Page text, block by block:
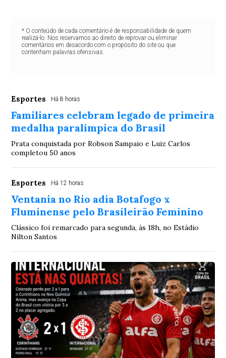
* O conteúdo de cada comentário é de responsabilidade de quem
realizá-lo. Nos reservamos ao direito de reprovar ou eliminar
comentários em desacordo com o propósito do site ou que
contenham palavras ofensivas.
Esportes Há 8 horas
Familiares celebram legado de primeira
medalha paralímpica do Brasil
Prata conquistada por Robson Sampaio e Luiz Carlos
completou 50 anos
Esportes Há 12 horas
Ventania no Rio adia Botafogo x
Fluminense pelo Brasileirão Feminino
Clássico foi remarcado para segunda, às 18h, no Estádio
Nilton Santos